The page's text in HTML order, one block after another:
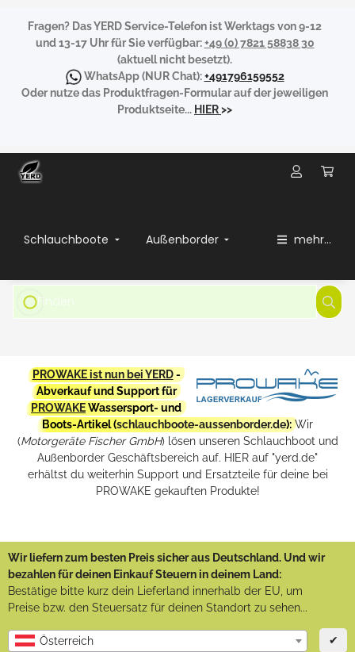
Fragen? Das YERD Service-Telefon ist Werktags von 9-12
und 13-17 Uhr für Sie verfügbar:+49 (0) 7821 58838 30
(aktuell nicht besetzt).
WhatsApp(NUR Chat):+491796159552
Oder nutze das Produktfragen-Formular auf der jeweiligen
Produktseite... HIER>>
Schlauchboote Außenborder mehr...
PROWAKE ist nun bei YERD-
Abverkauf und Support für
PROWAKEWassersport- und
Boots-Artikel (schlauchboote-aussenborder.de): Wir
(Motorgeräte Fischer GmbH) lösen unseren Schlauchboot und
Außenborder Geschäftsbereich auf. HIER auf "yerd.de"
erhältst du weiterhin Support und Ersatzteile für deine bei
PROWAKE gekauften Produkte!
Wir liefern zum besten Preis sicher aus Deutschland. Und wir
bezahlen für deinen Einkauf Steuern in deinem Land:
Bestätige bitte kurz dein Lieferland innerhalb der EU, um
Preise bzw. den Steuersatz für deinen Standort zu sehen...
Österreich ✔